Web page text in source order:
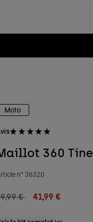
Moto
360 Tine
n° 36320
reduced from
€to41,99 €